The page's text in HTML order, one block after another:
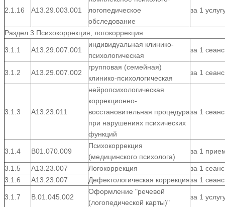
2.1.16 А13.29.003.001
логопедическое
обследование
за 1
Раздел 3 Психокоррекция, логокоррекция
3.1.1 А13.29.007.001
индивидуальная клинико-
психологическая
за 1 сеанс
3.1.2 А13.29.007.002
групповая (семейная)
клинико-психологическая
за 1 сеанс
3.1.3 А13.23.011
нейропсихологическая
коррекционно-
восстановительная процедура
при нарушениях психических
функций
за 1 сеанс
3.1.4 В01.070.009
Психокоррекция
(медицинского психолога)
за 1
3.1.5 А13.23.007 Логокоррекция
за 1 сеанс
3.1.6
А13.23.007 Дефектологическая коррекцияза 1 сеанс
3.1.7 В.01.045.002
Оформление "речевой
(логопедической карты)"
за 1